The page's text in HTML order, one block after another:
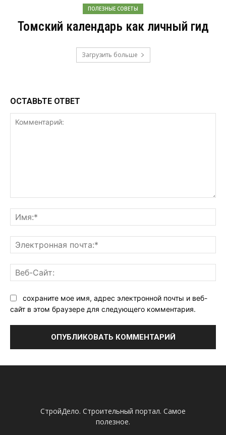
ПОЛЕЗНЫЕ СОВЕТЫ
Томский календарь как личный гид
Загрузить больше
ОСТАВЬТЕ ОТВЕТ
сохраните мое имя, адрес электронной почты и веб-
сайт в этом браузере для следующего комментария.
СтройДело. Строительный портал. Самое
полезное.